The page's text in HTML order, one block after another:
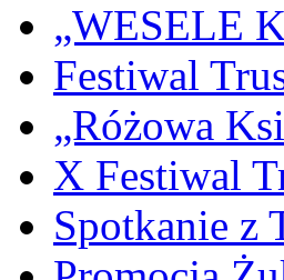
„WESELE
Festiwal
„Różowa
X Festiwal
Spotkanie z